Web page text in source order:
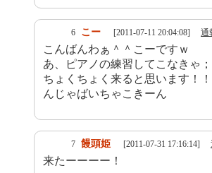
6 こー [2011-07-11 20:04:08] 通
こんばんわぁ＾＾こーですｗ
あ、ピアノの練習してこなきゃ；
ちょくちょく来ると思います！！
んじゃばいちゃこきーん
7 饅頭姫 [2011-07-31 17:16:14]
来たーーーー！